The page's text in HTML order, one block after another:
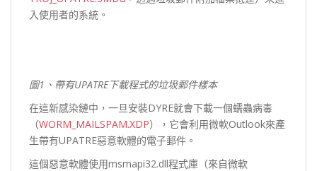
入使用者的系統。
圖1 、帶有UPATRE下載程式的垃圾郵件樣本
在這新感染鏈中，一旦安裝DYRE就會下載一個蠕蟲病毒
（WORM_MAILSPAM.XDP），它會利用微軟Outlook來產
生帶有UPATRE惡意軟體的電子郵件。
這個惡意軟體使用msmapi32.dll程式庫（來自微軟